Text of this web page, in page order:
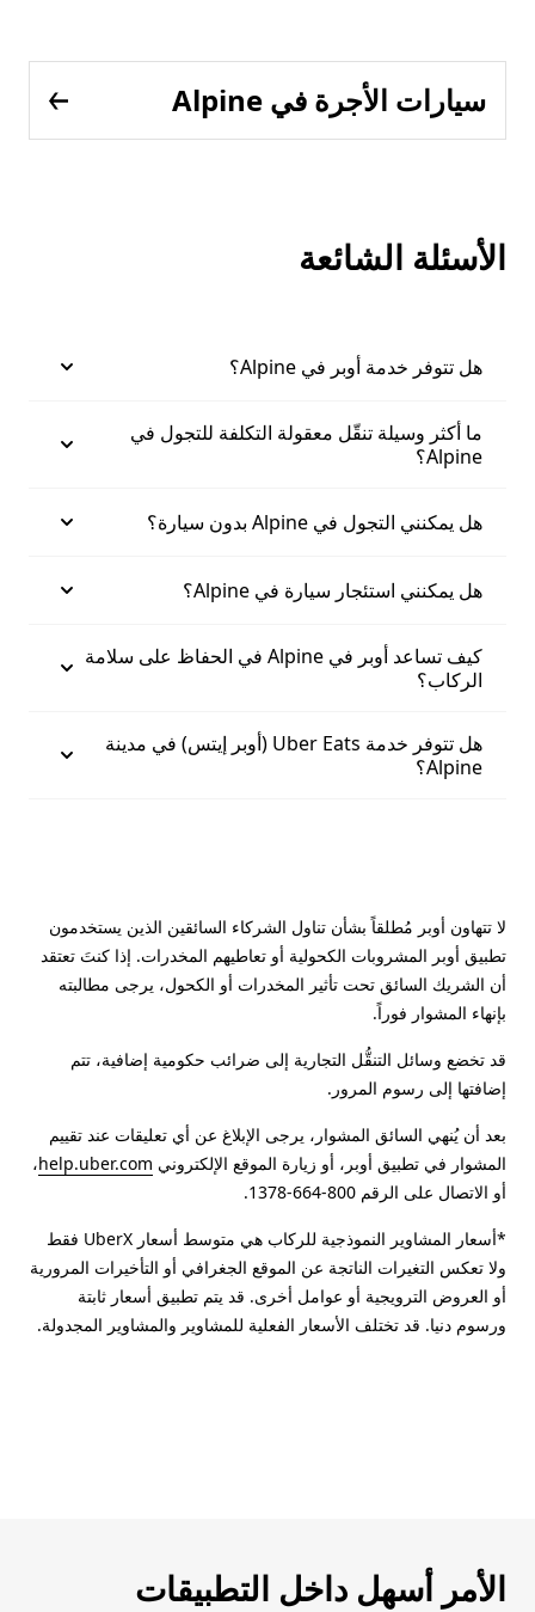
سيارات الأجرة في Alpine
الأسئلة الشائعة
هل تتوفر خدمة أوبر في Alpine؟
ما أكثر وسيلة تنقّل معقولة التكلفة للتجول في
Alpine؟
هل يمكنني التجول في Alpine بدون سيارة؟
هل يمكنني استئجار سيارة في Alpine؟
كيف تساعد أوبر في Alpine في الحفاظ على سلامة
الركاب؟
هل تتوفر خدمة Uber Eats (أوبر إيتس) في مدينة
Alpine؟
لا تتهاون أوبر مُطلقاً بشأن تناول الشركاء السائقين الذين يستخدمون
تطبيق أوبر المشروبات الكحولية أو تعاطيهم المخدرات. إذا كنتَ تعتقد
أن الشريك السائق تحت تأثير المخدرات أو الكحول، يرجى مطالبته
بإنهاء المشوار فوراً.
قد تخضع وسائل التنقُّل التجارية إلى ضرائب حكومية إضافية، تتم
إضافتها إلى رسوم المرور.
بعد أن يُنهي السائق المشوار، يرجى الإبلاغ عن أي تعليقات عند تقييم
المشوار في تطبيق أوبر، أو زيارة الموقع الإلكتروني help.uber.com،
أو الاتصال على الرقم 800-664-1378.
*أسعار المشاوير النموذجية للركاب هي متوسط أسعار UberX فقط
ولا تعكس التغيرات الناتجة عن الموقع الجغرافي أو التأخيرات المرورية
أو العروض الترويجية أو عوامل أخرى. قد يتم تطبيق أسعار ثابتة
ورسوم دنيا. قد تختلف الأسعار الفعلية للمشاوير والمشاوير المجدولة.
الأمر أسهل داخل التطبيقات